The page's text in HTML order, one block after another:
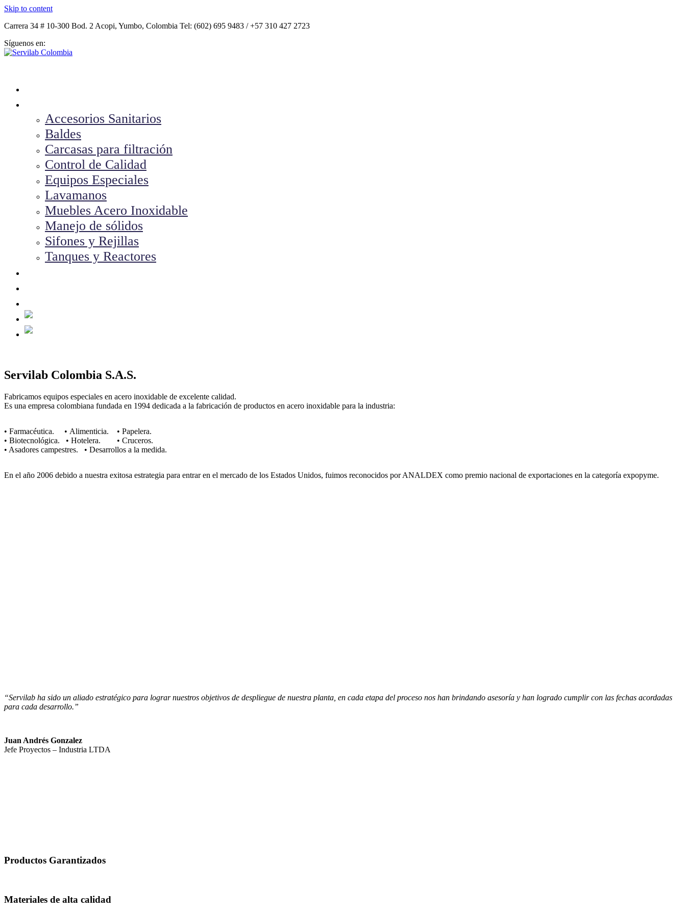
Skip to content
Carrera 34 # 10-300 Bod. 2 Acopi, Yumbo, Colombia Tel: (602) 695 9483 / +57 310 427 2723
Síguenos en:
Accesorios Sanitarios
Baldes
Carcasas para filtración
Control de Calidad
Equipos Especiales
Lavamanos
Muebles Acero Inoxidable
Manejo de sólidos
Sifones y Rejillas
Tanques y Reactores
Servilab Colombia S.A.S.
Fabricamos equipos especiales en acero inoxidable de excelente calidad.
Es una empresa colombiana fundada en 1994 dedicada a la fabricación de productos en acero inoxidable para la industria:
• Farmacéutica. • Alimenticia. • Papelera.
• Biotecnológica. • Hotelera. • Cruceros.
• Asadores campestres. • Desarrollos a la medida.
En el año 2006 debido a nuestra exitosa estrategia para entrar en el mercado de los Estados Unidos, fuimos reconocidos por ANALDEX como premio nacional de exportaciones en la categoría expopyme.
“Servilab ha sido un aliado estratégico para lograr nuestros objetivos de despliegue de nuestra planta, en cada etapa del proceso nos han brindando asesoría y han logrado cumplir con las fechas acordadas
para cada desarrollo.”
Juan Andrés Gonzalez
Jefe Proyectos – Industria LTDA
Productos Garantizados
Materiales de alta calidad